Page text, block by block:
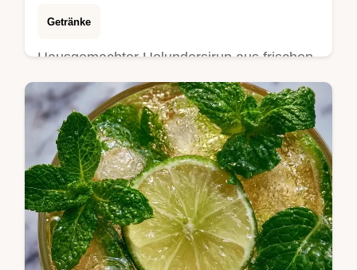
Getränke
Hausgemachter Holundersirup aus frischen
Blüten. Holunderblütensirup selber machen
gelingt mit unserer Budget-Tausch-Tabelle.
In 30 Min aktiv zubereitet.